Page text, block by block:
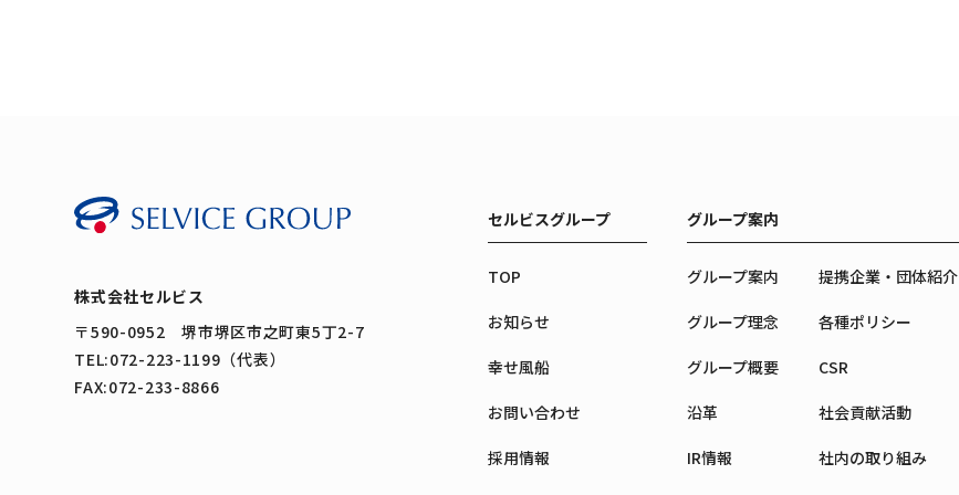
株式会社セルビス
〒590-0952 堺市堺区市之町東5丁2-7
TEL:072-223-1199（代表）
FAX:072-233-8866
セルビスグループ
TOP
お知らせ
幸せ風船
お問い合わせ
採用情報
グループ案内
グループ案内
グループ理念
グループ概要
沿革
IR情報
提携企業・団体紹介
各種ポリシー
CSR
社会貢献活動
社内の取り組み